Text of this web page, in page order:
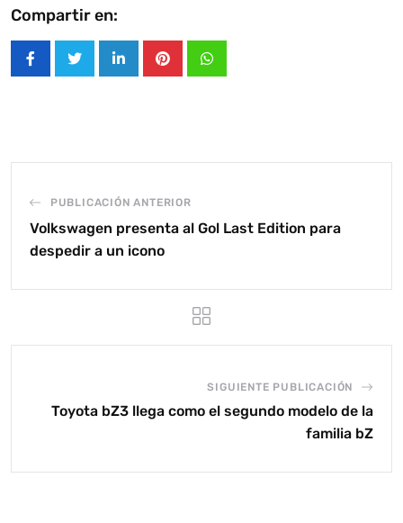
Compartir en:
LinkedInPinterestWhatsapp
PUBLICACIÓN ANTERIOR
Volkswagen presenta al Gol Last Edition para
despedir a un icono
SIGUIENTE PUBLICACIÓN
Toyota bZ3 llega como el segundo modelo de la
familia bZ